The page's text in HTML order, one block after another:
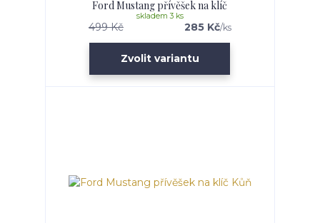
Ford Mustang přívěšek na klíč
499 Kč 285 Kč/ks
skladem 3 ks
Zvolit variantu